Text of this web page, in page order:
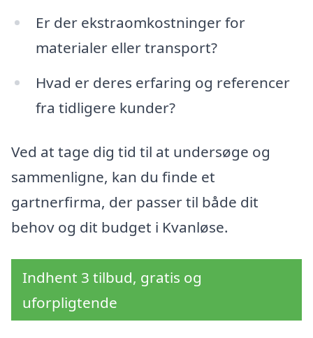
Er der ekstraomkostninger for
materialer eller transport?
Hvad er deres erfaring og referencer
fra tidligere kunder?
Ved at tage dig tid til at undersøge og
sammenligne, kan du finde et
gartnerfirma, der passer til både dit
behov og dit budget i Kvanløse.
Indhent 3 tilbud, gratis og
uforpligtende